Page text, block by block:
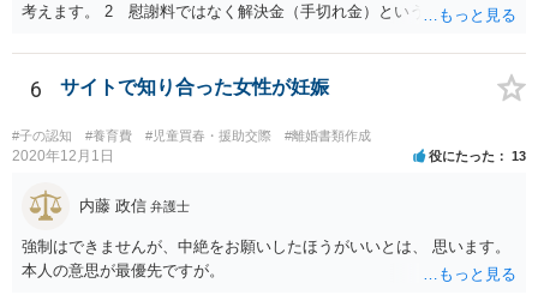
考えます。 2 慰謝料ではなく解決金（手切れ金）という名目で数十
うに合意書を取り交わす必要はあると思います。 4 合意書を取り交
わし、その中で精算条項（一切の債権債務のないことを確認する）を
6 サイトで知り合った女性が妊娠
#子の認知 #養育費 #児童買春・援助交際 #離婚書類作成
2020年12月1日 役にたった 13
内藤 政信 弁護士
強制はできませんが、中絶をお願いしたほうがいいとは、 思います。
本人の意思が最優先ですが。